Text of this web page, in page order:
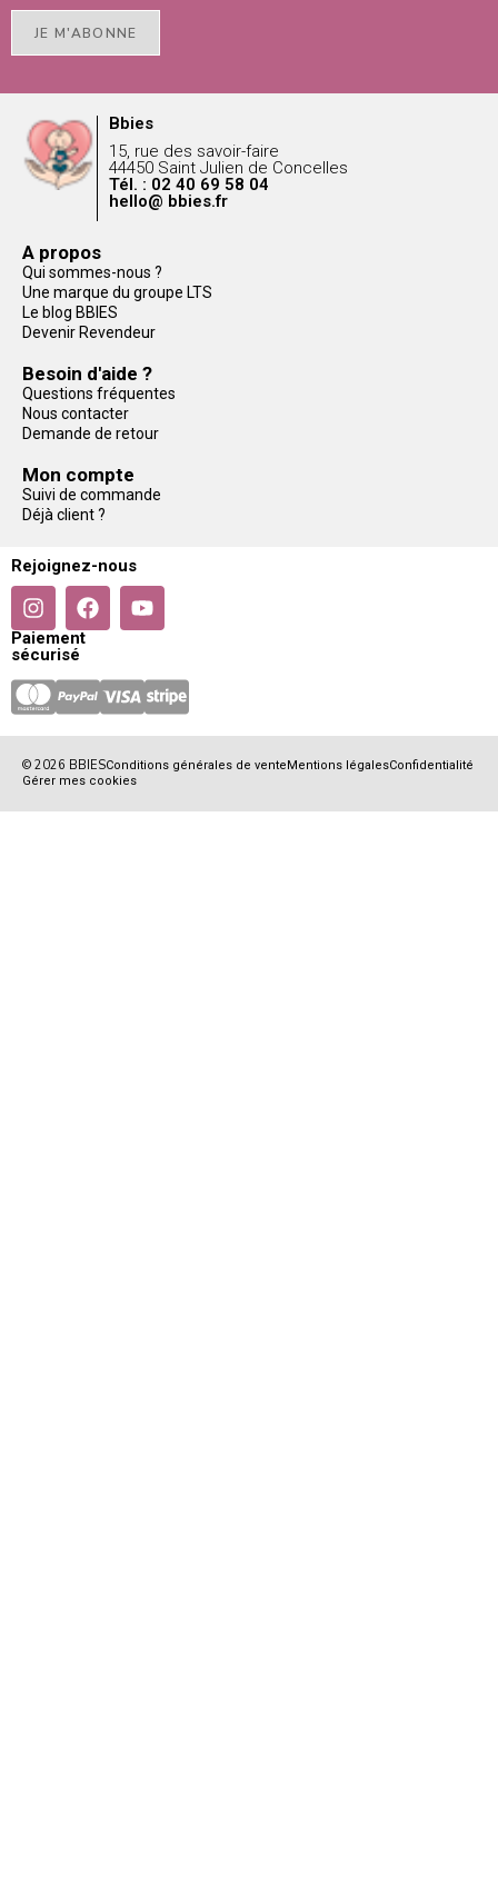
JE M'ABONNE
Bbies
15, rue des savoir-faire
44450 Saint Julien de Concelles
Tél. : 02 40 69 58 04
hello@ bbies.fr
A propos
Qui sommes-nous ?
Une marque du groupe LTS
Le blog BBIES
Devenir Revendeur
Besoin d'aide ?
Questions fréquentes
Nous contacter
Demande de retour
Mon compte
Suivi de commande
Déjà client ?
Rejoignez-nous
Paiement
sécurisé
© 2026 BBIESConditions générales de venteMentions légalesConfidentialité
Gérer mes cookies